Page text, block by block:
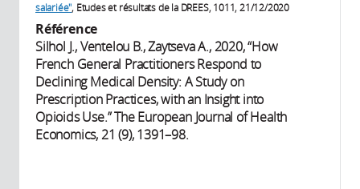
salariée", Etudes et résultats de la DREES, 1011, 21/12/2020
Référence
Silhol J., Ventelou B., Zaytseva A., 2020, “How
French General Practitioners Respond to
Declining Medical Density: A Study on
Prescription Practices, with an Insight into
Opioids Use.” The European Journal of Health
Economics, 21 (9), 1391–98.